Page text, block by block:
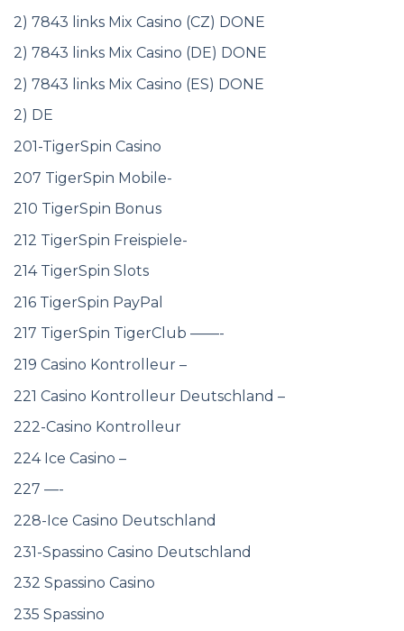
2) 7843 links Mix Casino (CZ) DONE
2) 7843 links Mix Casino (DE) DONE
2) 7843 links Mix Casino (ES) DONE
2) DE
201-TigerSpin Casino
207 TigerSpin Mobile-
210 TigerSpin Bonus
212 TigerSpin Freispiele-
214 TigerSpin Slots
216 TigerSpin PayPal
217 TigerSpin TigerClub ——-
219 Casino Kontrolleur –
221 Casino Kontrolleur Deutschland –
222-Casino Kontrolleur
224 Ice Casino –
227 —-
228-Ice Casino Deutschland
231-Spassino Casino Deutschland
232 Spassino Casino
235 Spassino